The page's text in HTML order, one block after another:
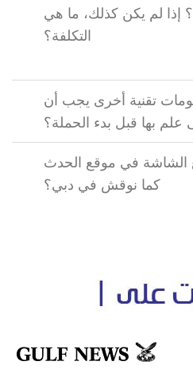
إذا لم يكن كذلك، ما هي
التكلفة؟
تقنية أخرى يجب أن
بها قبل بدء الحملة؟
في موقع الحدث
كما نوقش في دبي؟